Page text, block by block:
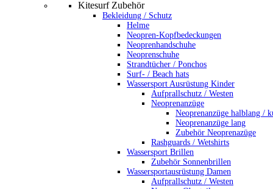
Kitesurf Zubehör
Bekleidung / Schutz
Helme
Neopren-Kopfbedeckungen
Neoprenhandschuhe
Neoprenschuhe
Strandtücher / Ponchos
Surf- / Beach hats
Wassersport Ausrüstung Kinder
Aufprallschutz / Westen
Neoprenanzüge
Neoprenanzüge halblang /
Neoprenanzüge lang
Zubehör Neoprenazüge
Rashguards / Wetshirts
Wassersport Brillen
Zubehör Sonnenbrillen
Wassersportausrüstung Damen
Aufprallschutz / Westen